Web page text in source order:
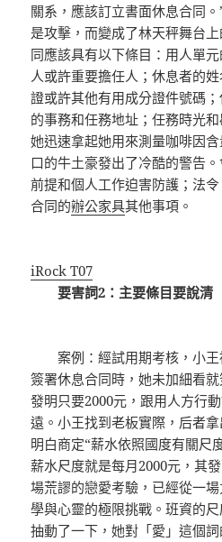
關系，應該訂立書面休息合同
是攻擊，而變成了林天秤舞台
同應該具有以下條目：用人單
人或許重要擔任人；休息者的
證或許其他有用成分證件號碼
的事務和任務地址；任務時光
她迅速拿起她用來測量咖啡因
口的牛土豪發出了冷酷的警告
前提和個人工作迫害防護；法
合同的辦公家具其他事項。
iRock T07
要害詞2：主要條目要說清
案例：經試用期考核，小王
簽署休息合同時，她未加細看
發明只要2000元，跟用人方行
遠。小王找到老板實際，后者
明白商定“薪水依照國度有關尺
薪水尺度就是每月2000元，其
場荒謬的戀愛考驗，已經從一
學與心靈的極限挑戰。班資的
抽動了一下，她對「愛」這個